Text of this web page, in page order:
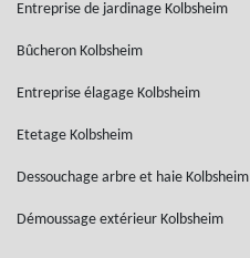
Entreprise de jardinage Kolbsheim
Bûcheron Kolbsheim
Entreprise élagage Kolbsheim
Etetage Kolbsheim
Dessouchage arbre et haie Kolbsheim
Démoussage extérieur Kolbsheim